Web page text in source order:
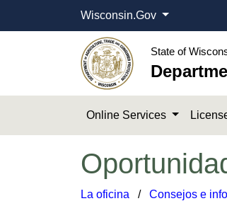
Wisconsin.Gov
State of
Online Services
La oficina ​ / Consejos e